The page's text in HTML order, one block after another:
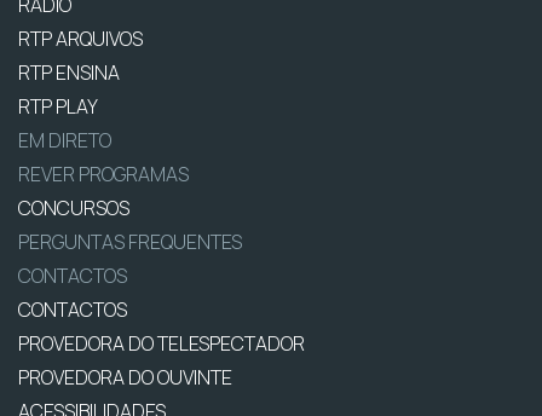
RTP ARQUIVOS
RTP ENSINA
RTP PLAY
EM DIRETO
REVER PROGRAMAS
CONCURSOS
PERGUNTAS FREQUENTES
CONTACTOS
CONTACTOS
PROVEDORA DO TELESPECTADOR
PROVEDORA DO OUVINTE